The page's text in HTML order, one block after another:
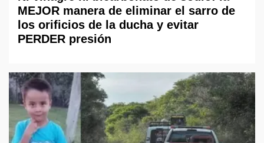
MEJOR manera de eliminar el sarro de
los orificios de la ducha y evitar
PERDER presión